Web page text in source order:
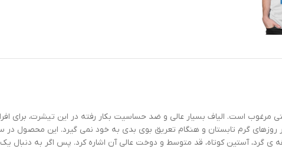
است. الیاف بسیار عالی و ضد حساسیت بکار رفته در این تیشرت، برای
گرم تابستان و هنگام تعریق بوی بدی به خود نمی گیرد. این محصول در
ی گرد، آستین کوتاه، قد متوسط و دوخت عالی آن اشاره کرد. پس اگر به